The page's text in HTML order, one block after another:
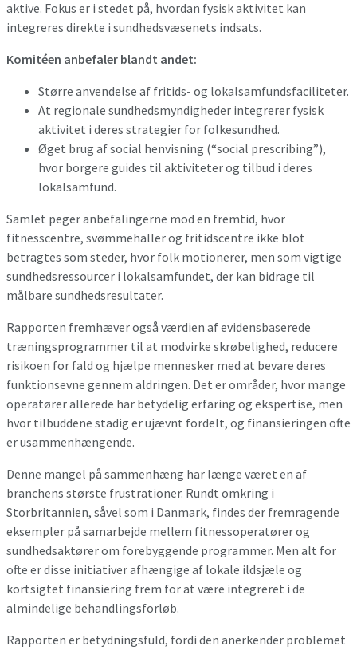
aktive. Fokus er i stedet på, hvordan fysisk aktivitet kan
integreres direkte i sundhedsvæsenets indsats.
Komitéen anbefaler blandt andet:
Større anvendelse af fritids- og lokalsamfundsfaciliteter.
At regionale sundhedsmyndigheder integrerer fysisk
aktivitet i deres strategier for folkesundhed.
Øget brug af social henvisning (“social prescribing”),
hvor borgere guides til aktiviteter og tilbud i deres
lokalsamfund.
Samlet peger anbefalingerne mod en fremtid, hvor
fitnesscentre, svømmehaller og fritidscentre ikke blot
betragtes som steder, hvor folk motionerer, men som vigtige
sundhedsressourcer i lokalsamfundet, der kan bidrage til
målbare sundhedsresultater.
Rapporten fremhæver også værdien af evidensbaserede
træningsprogrammer til at modvirke skrøbelighed, reducere
risikoen for fald og hjælpe mennesker med at bevare deres
funktionsevne gennem aldringen. Det er områder, hvor mange
operatører allerede har betydelig erfaring og ekspertise, men
hvor tilbuddene stadig er ujævnt fordelt, og finansieringen ofte
er usammenhængende.
Denne mangel på sammenhæng har længe været en af
branchens største frustrationer. Rundt omkring i
Storbritannien, såvel som i Danmark, findes der fremragende
eksempler på samarbejde mellem fitnessoperatører og
sundhedsaktører om forebyggende programmer. Men alt for
ofte er disse initiativer afhængige af lokale ildsjæle og
kortsigtet finansiering frem for at være integreret i de
almindelige behandlingsforløb.
Rapporten er betydningsfuld, fordi den anerkender problemet